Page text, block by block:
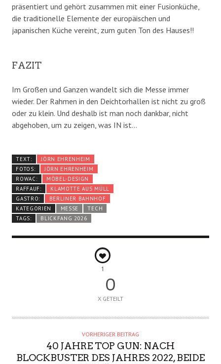
präsentiert und gehört zusammen mit einer Fusionküche,
die traditionelle Elemente der europäischen und
japanischen Küche vereint, zum guten Ton des Hauses!!
FAZIT
Im Großen und Ganzen wandelt sich die Messe immer
wieder. Der Rahmen in den Deichtorhallen ist nicht zu groß
oder zu klein. Und deshalb ist man noch dankbar, nicht
abgehoben, um zu zeigen, was IN ist…
TEXT:
JÖRN EHRENHEIM
FOTOS:
JÖRN EHRENHEIM
ROWAC:
MÖBEL-DESIGN
RAFFAUF:
KLAMOTTE AUS MÜLL
GASTRO:
BERLINER BAHNHOF
KATEGORIEN
MESSE
TECH
TAGS:
BLICKFANG 2026
1
0
X GETEILT
VORHERIGER BEITRAG
40 JAHRE TOP GUN: NACH
BLOCKBUSTER DES JAHRES 2022, BEIDE